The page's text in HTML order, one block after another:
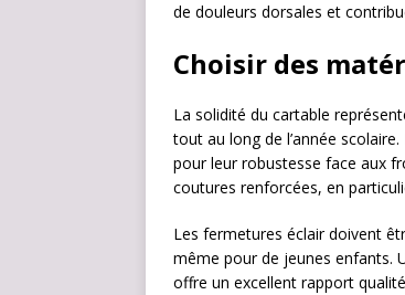
de douleurs dorsales et
Choisir des
La solidité du cartable
tout au long de l’année
pour leur robustesse face aux
coutures renforcées, en
Les fermetures éclair doivent
même pour de jeunes enfants.
offre un excellent rapport